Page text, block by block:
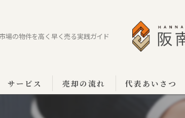
場の物件を高く早く売る実践ガイド
サービス 売却の流れ 代表あいさつ